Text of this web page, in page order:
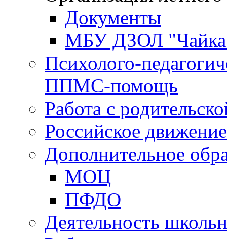
Документы
МБУ ДЗОЛ
Психолого-
ППМС-помощь
Работа с
Российское
Дополнительное
МОЦ
ПФДО
Деятельность